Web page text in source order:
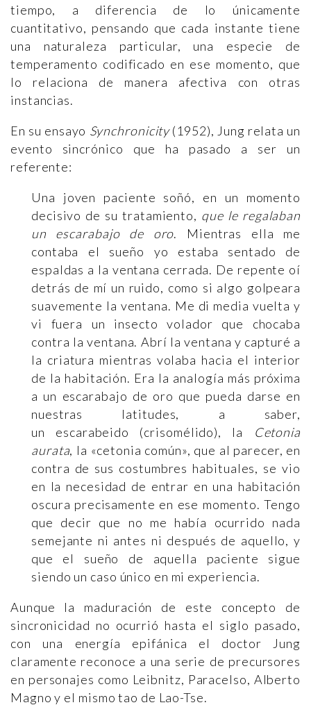
tiempo, a diferencia de lo únicamente
cuantitativo, pensando que cada instante tiene
una naturaleza particular, una especie de
temperamento codificado en ese momento, que
lo relaciona de manera afectiva con otras
instancias.
En su ensayo Synchronicity(1952), Jung relata un
evento sincrónico que ha pasado a ser un
referente:
Una joven paciente soñó, en un momento
decisivo de su tratamiento, que le regalaban
un escarabajo de oro. Mientras ella me
contaba el sueño yo estaba sentado de
espaldas a la ventana cerrada. De repente oí
detrás de mí un ruido, como si algo golpeara
suavemente la ventana. Me di media vuelta y
vi fuera un insecto volador que chocaba
contra la ventana. Abrí la ventana y capturé a
la criatura mientras volaba hacia el interior
de la habitación. Era la analogía más próxima
a un escarabajo de oro que pueda darse en
nuestras latitudes, a saber,
un escarabeido (crisomélido), la
Cetonia
aurata, la «cetonia común», que al parecer, en
contra de sus costumbres habituales, se vio
en la necesidad de entrar en una habitación
oscura precisamente en ese momento. Tengo
que decir que no me había ocurrido nada
semejante ni antes ni después de aquello, y
que el sueño de aquella paciente sigue
siendo un caso único en mi experiencia.
Aunque la maduración de este concepto de
sincronicidad no ocurrió hasta el siglo pasado,
con una energía epifánica el doctor Jung
claramente reconoce a una serie de precursores
en personajes como Leibnitz, Paracelso, Alberto
Magno y el mismo tao de Lao-Tse.